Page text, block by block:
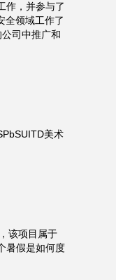
作，并参与了
全领域工作了
司中推广和
美术
该项目属于
暑假是如何度